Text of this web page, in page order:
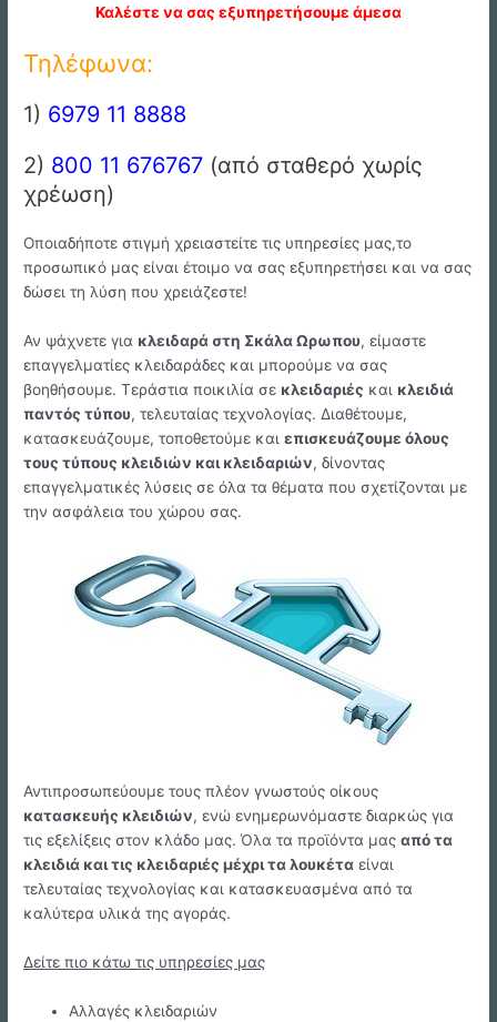
Καλέστε να σας εξυπηρετήσουμε άμεσα
Τηλέφωνα:
1) 6979 11 8888
2) 800 11 676767 (από σταθερό χωρίς
χρέωση)
Οποιαδήποτε στιγμή χρειαστείτε τις υπηρεσίες μας,το
προσωπικό μας είναι έτοιμο να σας εξυπηρετήσει και να σας
δώσει τη λύση που χρειάζεστε!
Αν ψάχνετε για κλειδαρά στη Σκάλα Ωρωπου, είμαστε
επαγγελματίες κλειδαράδες και μπορούμε να σας
βοηθήσουμε. Τεράστια ποικιλία σε κλειδαριές και κλειδιά
παντός τύπου, τελευταίας τεχνολογίας. Διαθέτουμε,
κατασκευάζουμε, τοποθετούμε καιεπισκευάζουμε όλους
τους τύπους κλειδιών και κλειδαριών, δίνοντας
επαγγελματικές λύσεις σε όλα τα θέματα που σχετίζονται με
την ασφάλεια του χώρου σας.
Αντιπροσωπεύουμε τους πλέον γνωστούς οίκους
κατασκευής κλειδιών, ενώ ενημερωνόμαστε διαρκώς για
τις εξελίξεις στον κλάδο μας. Όλα τα προϊόντα μαςαπό τα
κλειδιά και τις κλειδαριές μέχρι τα λουκέτα είναι
τελευταίας τεχνολογίας και κατασκευασμένα από τα
καλύτερα υλικά της αγοράς.
Δείτε πιο κάτω τις υπηρεσίες μας
Αλλαγές κλειδαριών